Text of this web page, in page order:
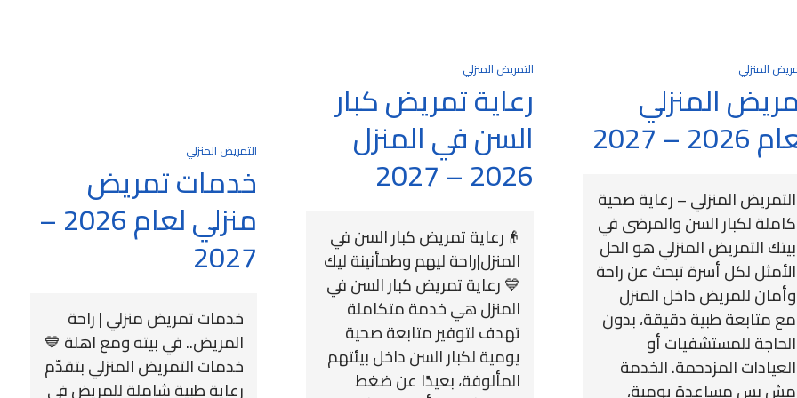
المنزلي
المنزلي
– 2027
التمريض المنزلي – رعاية صحية
كاملة لكبار السن والمرضى في
بيتك التمريض المنزلي هو الحل
الأمثل لكل أسرة تبحث عن راحة
وأمان للمريض داخل المنزل
مع متابعة طبية دقيقة، بدون
الحاجة للمستشفيات أو
العيادات المزدحمة. الخدمة
مش بس مساعدة يومية،
التمريض المنزلي
رعاية تمريض كبار
السن في المنزل
2026 – 2027
👴رعاية تمريض كبار السن في
المنزل|راحة ليهم وطمأنينة ليك
💙 رعاية تمريض كبار السن في
المنزل هي خدمة متكاملة
تهدف لتوفير متابعة صحية
يومية لكبار السن داخل بيئتهم
المألوفة، بعيدًا عن ضغط
التمريض المنزلي
خدمات تمريض
منزلي لعام 2026 –
2027
خدمات تمريض منزلي | راحة
المريض.. في بيته ومع اهلة 💙
خدمات التمريض المنزلي بتقدّم
رعاية طبية شاملة للمريض في